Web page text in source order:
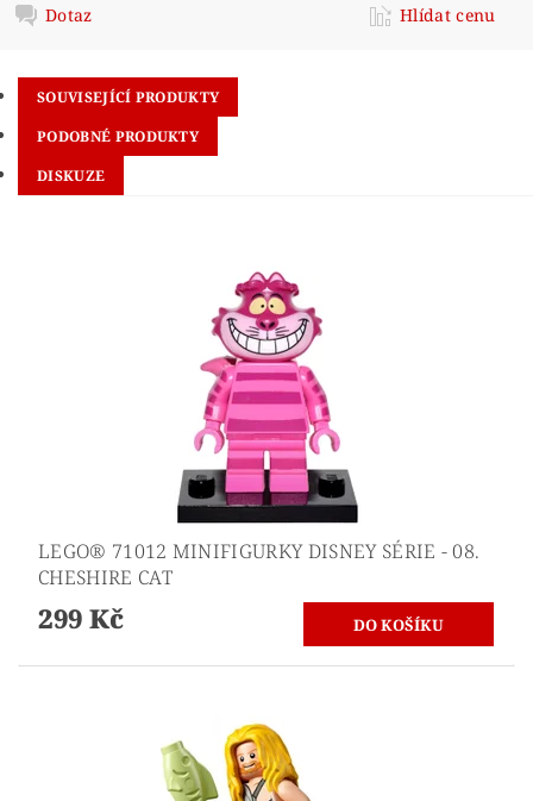
Dotaz
Hlídat cenu
SOUVISEJÍCÍ PRODUKTY
PODOBNÉ PRODUKTY
DISKUZE
LEGO® 71012 MINIFIGURKY DISNEY SÉRIE - 08.
CHESHIRE CAT
299 Kč